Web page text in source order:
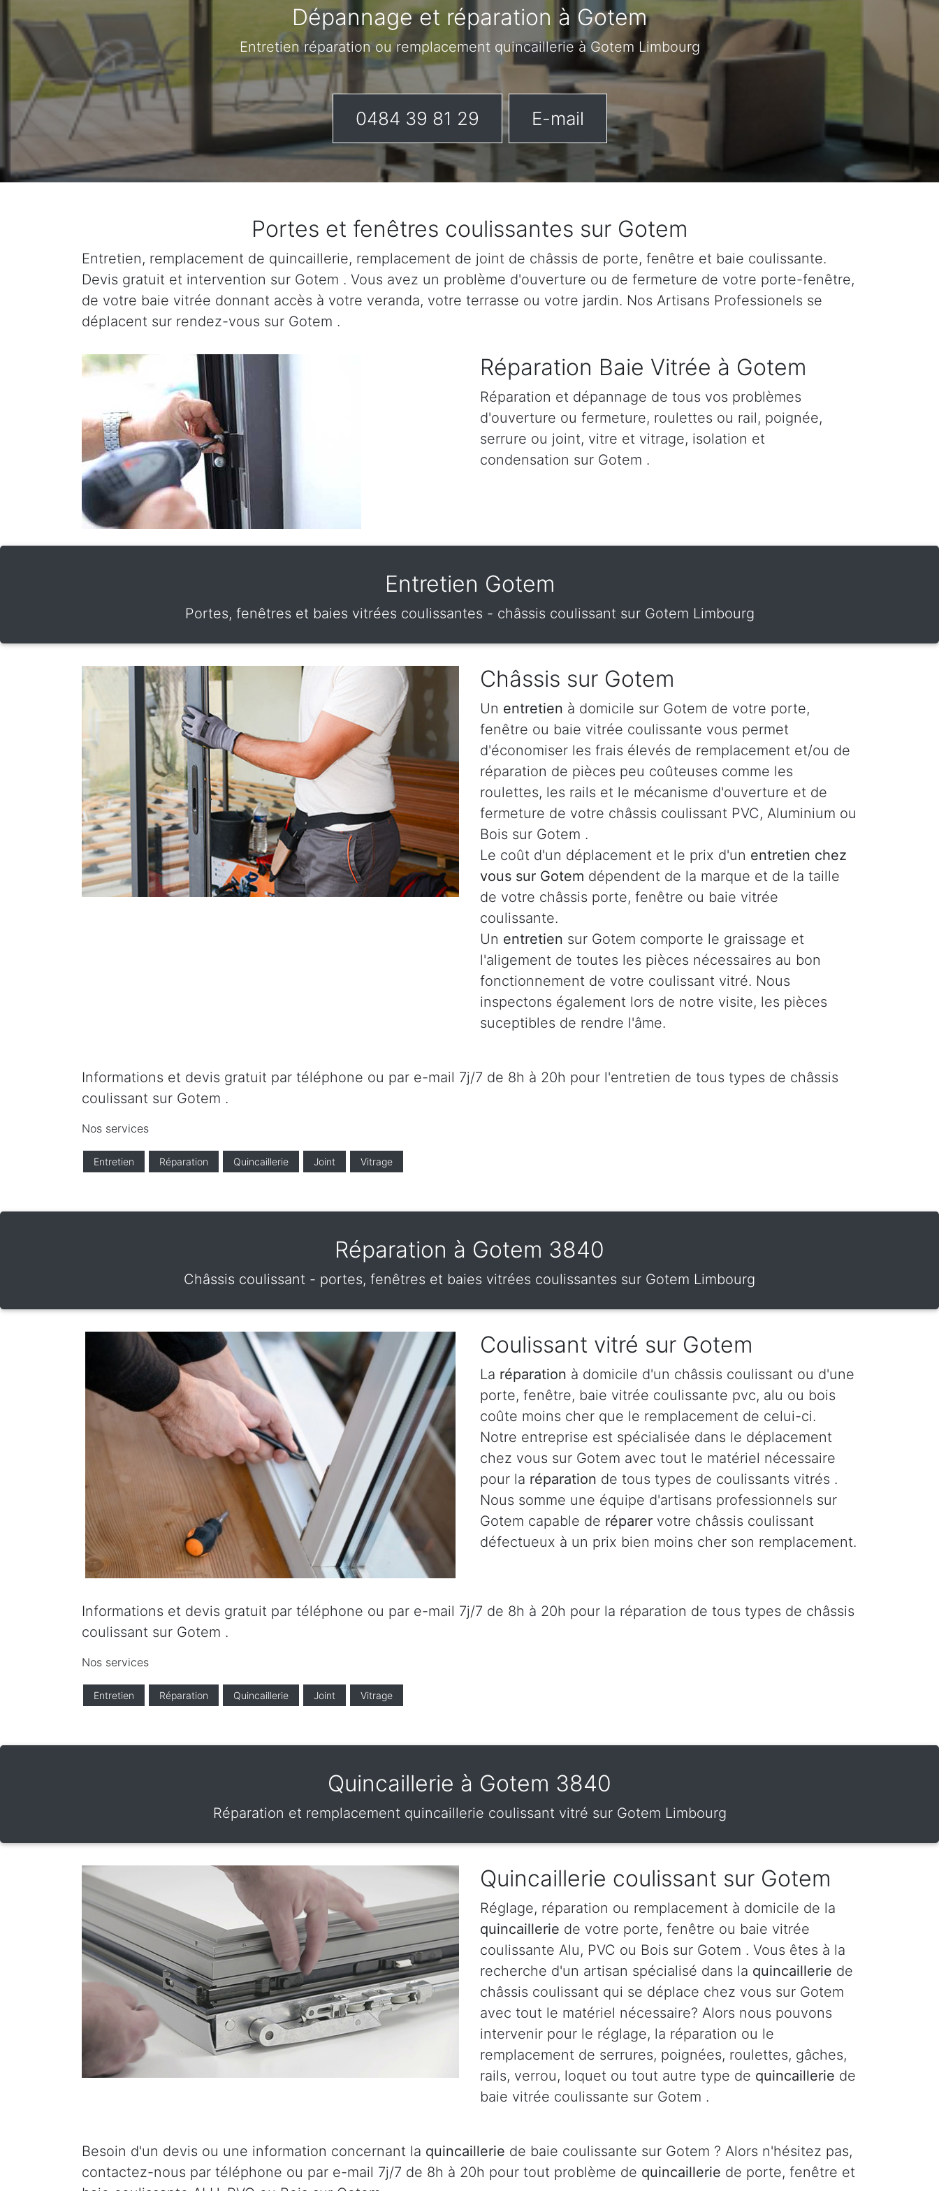
Dépannage et réparation à Gotem
Entretien réparation ou remplacement quincaillerie à Gotem Limbourg
0484 39 81 29 E-mail
Portes et fenêtres coulissantes sur Gotem
Entretien, remplacement de quincaillerie, remplacement de joint de châssis de porte, fenêtre et baie coulissante.
Devis gratuit et intervention sur Gotem . Vous avez un problème d'ouverture ou de fermeture de votre porte-fenêtre,
de votre baie vitrée donnant accès à votre veranda, votre terrasse ou votre jardin. Nos Artisans Professionels se
déplacent sur rendez-vous sur Gotem .
Réparation Baie Vitrée à Gotem
Réparation et dépannage de tous vos problèmes
d'ouverture ou fermeture, roulettes ou rail, poignée,
serrure ou joint, vitre et vitrage, isolation et
condensation sur Gotem .
Entretien Gotem
Portes, fenêtres et baies vitrées coulissantes - châssis coulissant sur Gotem Limbourg
Châssis sur Gotem
Un entretien à domicile sur Gotem de votre porte,
fenêtre ou baie vitrée coulissante vous permet
d'économiser les frais élevés de remplacement et/ou de
réparation de pièces peu coûteuses comme les
roulettes, les rails et le mécanisme d'ouverture et de
fermeture de votre châssis coulissant PVC, Aluminium ou
Bois sur Gotem .
Le coût d'un déplacement et le prix d'un entretien chez
vous sur Gotem dépendent de la marque et de la taille
de votre châssis porte, fenêtre ou baie vitrée
coulissante.
Un entretien sur Gotem comporte le graissage et
l'aligement de toutes les pièces nécessaires au bon
fonctionnement de votre coulissant vitré. Nous
inspectons également lors de notre visite, les pièces
suceptibles de rendre l'âme.
Informations et devis gratuit par téléphone ou par e-mail 7j/7 de 8h à 20h pour l'entretien de tous types de châssis
coulissant sur Gotem .
Nos services
Entretien Réparation Quincaillerie Joint Vitrage
Réparation à Gotem 3840
Châssis coulissant - portes, fenêtres et baies vitrées coulissantes sur Gotem Limbourg
Coulissant vitré sur Gotem
La réparation à domicile d'un châssis coulissant ou d'une
porte, fenêtre, baie vitrée coulissante pvc, alu ou bois
coûte moins cher que le remplacement de celui-ci.
Notre entreprise est spécialisée dans le déplacement
chez vous sur Gotem avec tout le matériel nécessaire
pour la réparation de tous types de coulissants vitrés .
Nous somme une équipe d'artisans professionnels sur
Gotem capable de réparer votre châssis coulissant
défectueux à un prix bien moins cher son remplacement.
Informations et devis gratuit par téléphone ou par e-mail 7j/7 de 8h à 20h pour la réparation de tous types de châssis
coulissant sur Gotem .
Nos services
Entretien Réparation Quincaillerie Joint Vitrage
Quincaillerie à Gotem 3840
Réparation et remplacement quincaillerie coulissant vitré sur Gotem Limbourg
Quincaillerie coulissant sur Gotem
Réglage, réparation ou remplacement à domicile de la
quincaillerie de votre porte, fenêtre ou baie vitrée
coulissante Alu, PVC ou Bois sur Gotem . Vous êtes à la
recherche d'un artisan spécialisé dans la quincaillerie de
châssis coulissant qui se déplace chez vous sur Gotem
avec tout le matériel nécessaire? Alors nous pouvons
intervenir pour le réglage, la réparation ou le
remplacement de serrures, poignées, roulettes, gâches,
rails, verrou, loquet ou tout autre type de quincaillerie de
baie vitrée coulissante sur Gotem .
Besoin d'un devis ou une information concernant la quincaillerie de baie coulissante sur Gotem ? Alors n'hésitez pas,
contactez-nous par téléphone ou par e-mail 7j/7 de 8h à 20h pour tout problème de quincaillerie de porte, fenêtre et